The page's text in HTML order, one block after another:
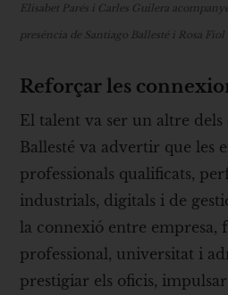
Elisabet Parés i Carles Guilera
presència de Santiago Ballesté i Rosa Fiol
Reforçar les
El talent va ser un altre dels
Ballesté va advertir que les
professionals qualificats,
industrials, digitals i de
la connexió entre empresa,
professional, universitat i
prestigiar els oficis,